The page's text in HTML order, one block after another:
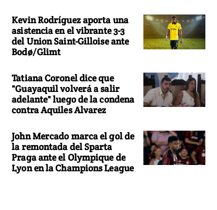
Kevin Rodríguez aporta una
asistencia en el vibrante 3-3
del Union Saint-Gilloise ante
Bodø/Glimt
Tatiana Coronel dice que
"Guayaquil volverá a salir
adelante" luego de la condena
contra Aquiles Alvarez
John Mercado marca el gol de
la remontada del Sparta
Praga ante el Olympique de
Lyon en la Champions League